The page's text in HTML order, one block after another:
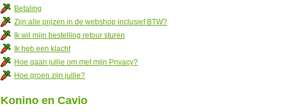
Betaling
Zijn alle prijzen in de webshop inclusief BTW?
Ik wil mijn bestelling retour sturen
Ik heb een klacht
Hoe gaan jullie om met mijn Privacy?
Hoe groen zijn jullie?
Konino en Cavio